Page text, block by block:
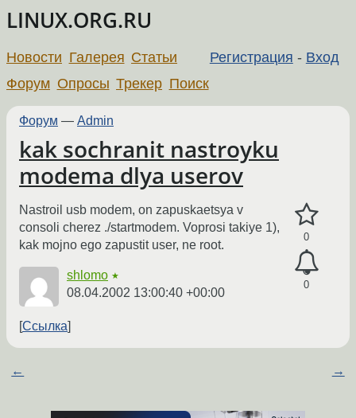
LINUX.ORG.RU
Регистрация - Вход
Новости Галерея Статьи
Форум Опросы Трекер Поиск
Форум — Admin
kak sochranit nastroyku
modema dlya userov
0
0
Nastroil usb modem, on zapuskaetsya v
consoli cherez ./startmodem. Voprosi takiye 1),
kak mojno ego zapustit user, ne root.
shlomo ★
08.04.2002 13:00:40 +00:00
Ссылка
← →